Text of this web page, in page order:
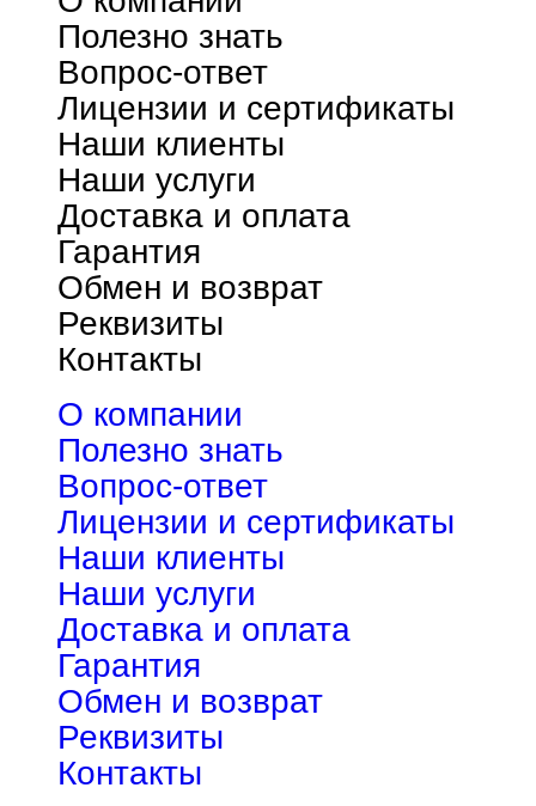
Полезно знать
Вопрос-ответ
Лицензии и сертификаты
Наши клиенты
Наши услуги
Доставка и оплата
Гарантия
Обмен и возврат
Реквизиты
Контакты
О компании
Полезно знать
Вопрос-ответ
Лицензии и сертификаты
Наши клиенты
Наши услуги
Доставка и оплата
Гарантия
Обмен и возврат
Реквизиты
Контакты